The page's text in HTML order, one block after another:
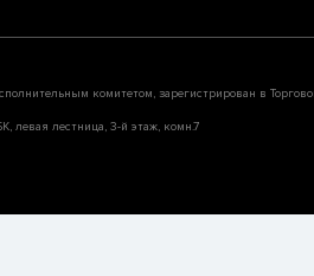
комитетом, зарегистрирован в
левая лестница, 3-й этаж, комн.7